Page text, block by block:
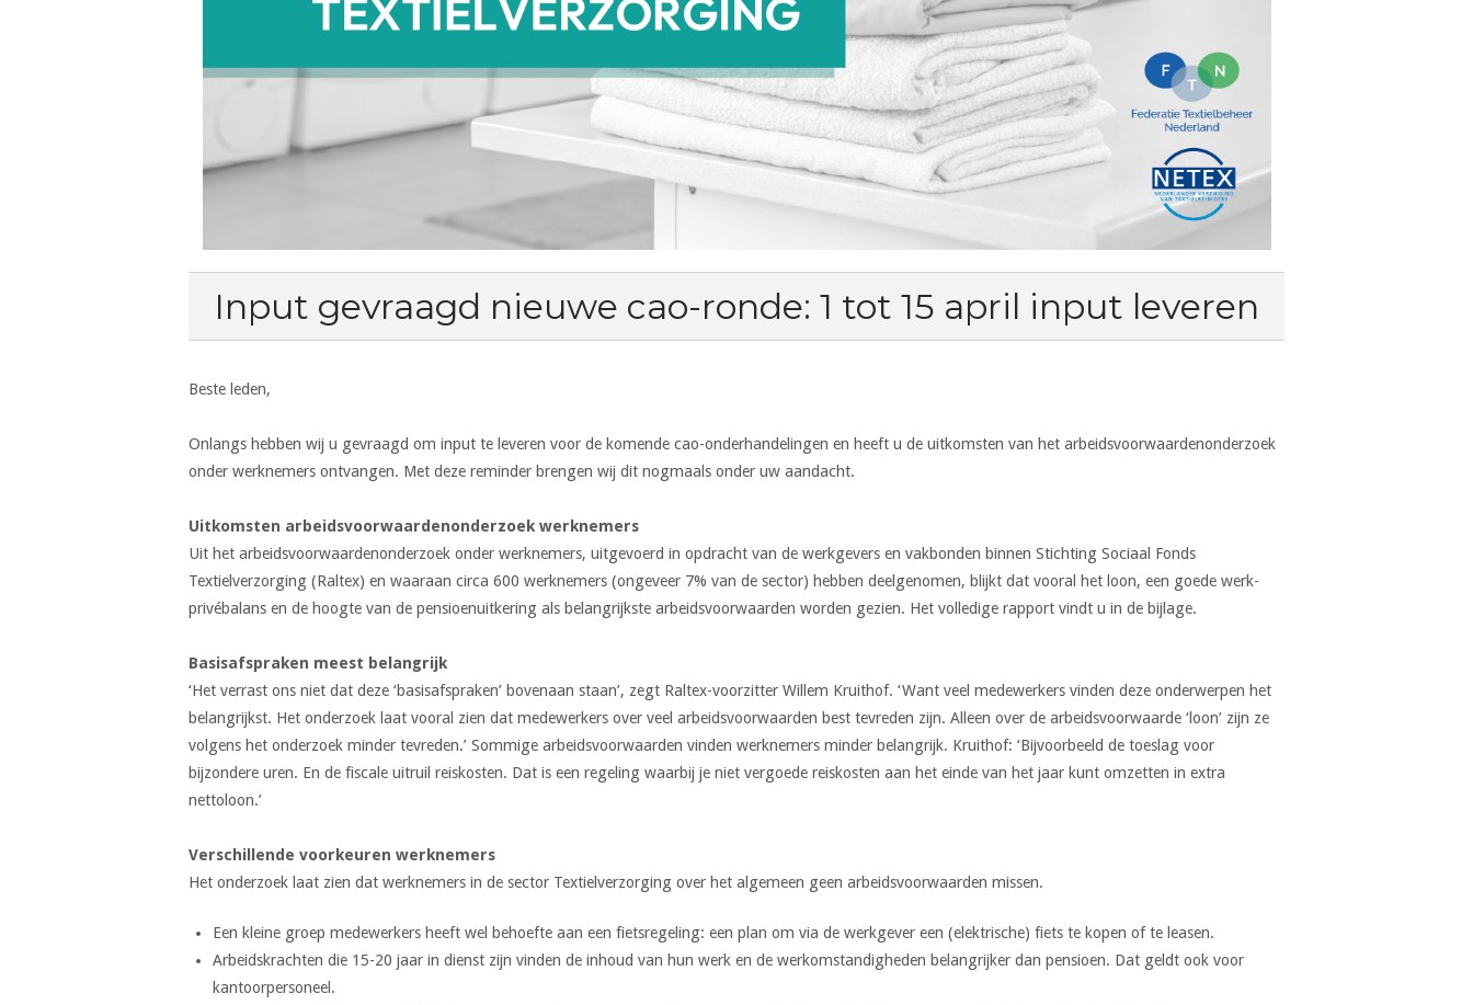
Input gevraagd nieuwe cao-ronde: 1 tot 15 april input leveren
Beste leden,
Onlangs hebben wij u gevraagd om input te leveren voor de komende cao-onderhandelingen en heeft u de uitkomsten van het arbeidsvoorwaardenonderzoek
onder werknemers ontvangen. Met deze reminder brengen wij dit nogmaals onder uw aandacht.
Uitkomsten arbeidsvoorwaardenonderzoek werknemers
Uit het arbeidsvoorwaardenonderzoek onder werknemers, uitgevoerd in opdracht van de werkgevers en vakbonden binnen Stichting Sociaal Fonds
Textielverzorging (Raltex) en waaraan circa 600 werknemers (ongeveer 7% van de sector) hebben deelgenomen, blijkt dat vooral het loon, een goede werk-
privébalans en de hoogte van de pensioenuitkering als belangrijkste arbeidsvoorwaarden worden gezien. Het volledige rapport vindt u in de bijlage.
Basisafspraken meest belangrijk
‘Het verrast ons niet dat deze ‘basisafspraken’ bovenaan staan’, zegt Raltex-voorzitter Willem Kruithof. ‘Want veel medewerkers vinden deze onderwerpen het
belangrijkst. Het onderzoek laat vooral zien dat medewerkers over veel arbeidsvoorwaarden best tevreden zijn. Alleen over de arbeidsvoorwaarde ‘loon’ zijn ze
volgens het onderzoek minder tevreden.’ Sommige arbeidsvoorwaarden vinden werknemers minder belangrijk. Kruithof: ‘Bijvoorbeeld de toeslag voor
bijzondere uren. En de fiscale uitruil reiskosten. Dat is een regeling waarbij je niet vergoede reiskosten aan het einde van het jaar kunt omzetten in extra
nettoloon.’
Verschillende voorkeuren werknemers
Het onderzoek laat zien dat werknemers in de sector Textielverzorging over het algemeen geen arbeidsvoorwaarden missen.
Een kleine groep medewerkers heeft wel behoefte aan een fietsregeling: een plan om via de werkgever een (elektrische) fiets te kopen of te leasen.
Arbeidskrachten die 15-20 jaar in dienst zijn vinden de inhoud van hun werk en de werkomstandigheden belangrijker dan pensioen. Dat geldt ook voor
kantoorpersoneel.